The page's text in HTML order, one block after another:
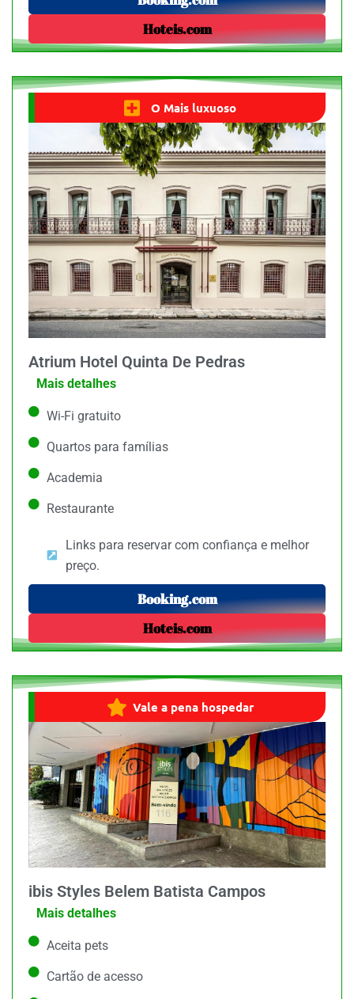
Hoteis.com
O Mais luxuoso
Atrium Hotel Quinta De Pedras
Wi-Fi gratuito
Quartos para famílias
Academia
Restaurante
Mais detalhes
Links para reservar com confiança e melhor
preço.
Booking.com
Hoteis.com
Vale a pena hospedar
ibis Styles Belem Batista Campos
Aceita pets
Cartão de acesso
Mais detalhes